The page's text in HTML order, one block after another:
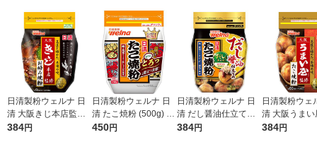
日清製粉ウェルナ 日
清 大阪きじ本店監修
お好み焼粉 (400g) ×1
384円
日清製粉ウェルナ 日
清 たこ焼粉 (500g) ×1
個
450円
日清製粉ウェルナ 日
清 だし醤油仕立ての
たこ焼粉 (400g) ×1個
384円
日清製粉ウェ
清 大阪うまい
たこ焼粉
384円